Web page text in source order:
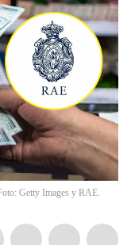
Getty Images y RAE.